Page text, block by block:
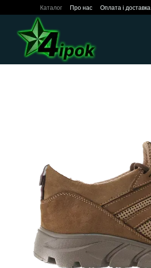
Перейти до основного контенту
Каталог Про нас Оплата і доставка